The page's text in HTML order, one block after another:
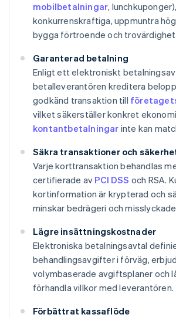
mobilbetalningar,
konkurrenskraftiga, uppmuntra
bygga förtroende och
Garanterad betalning
Enligt ett elektroniskt
betalleverantören kreditera
godkänd transaktion till
vilket säkerställer konkret
kontantbetalningar inte kan
Säkra transaktioner och
Varje korttransaktion behandlas
certifierade av PCI DSS och RSA.
kortinformation är krypterad och
minskar bedrägeri och
Lägre insättningskostnader
Elektroniska betalningsavtal
behandlingsavgifter i förväg,
volymbaserade avgiftsplaner och
förhandla villkor med leverantören.
Förbättrat kassaflöde